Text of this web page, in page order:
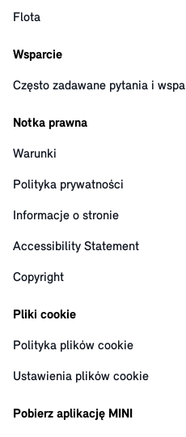
Flota
Wsparcie
Często zadawane pytania i
Notka prawna
Warunki
Polityka prywatności
Informacje o stronie
Accessibility Statement
Copyright
Pliki cookie
Polityka plików cookie
Ustawienia plików cookie
Pobierz aplikację MINI